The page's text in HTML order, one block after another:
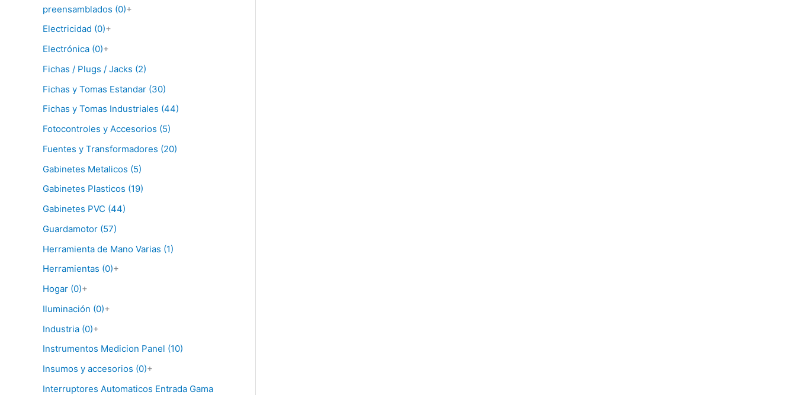
preensamblados (0)+
Electricidad (0)+
Electrónica (0)+
Fichas / Plugs / Jacks (2)
Fichas y Tomas Estandar (30)
Fichas y Tomas Industriales (44)
Fotocontroles y Accesorios (5)
Fuentes y Transformadores (20)
Gabinetes Metalicos (5)
Gabinetes Plasticos (19)
Gabinetes PVC (44)
Guardamotor (57)
Herramienta de Mano Varias (1)
Herramientas (0)+
Hogar (0)+
Iluminación (0)+
Industria (0)+
Instrumentos Medicion Panel (10)
Insumos y accesorios (0)+
Interruptores Automaticos Entrada Gama